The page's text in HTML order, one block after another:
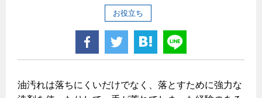
クレジットカードによるお支払い
払込書による窓口でのお支払い
ガス給湯器とエコキュートの比較
快適性
最新ガスコンロの実力
バスルームをリフォーム
サニタリーをリフォーム
長野都市ガスのでんきのポイント
電気料金 長野都市ガスでんきプラン
都市ガスでんき 従量電灯Ｂ
Chef Ropia's JOYFUL CUISINE
法人のお客様へ
ホーム お知らせ
お役立ち
油汚れは落ちにくいだけでなく、落とすために強力な